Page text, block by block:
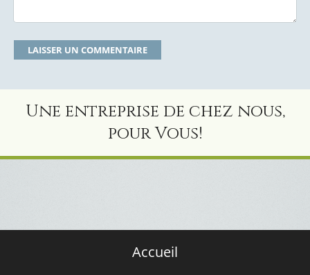
Une entreprise de chez nous,
pour Vous!
Accueil